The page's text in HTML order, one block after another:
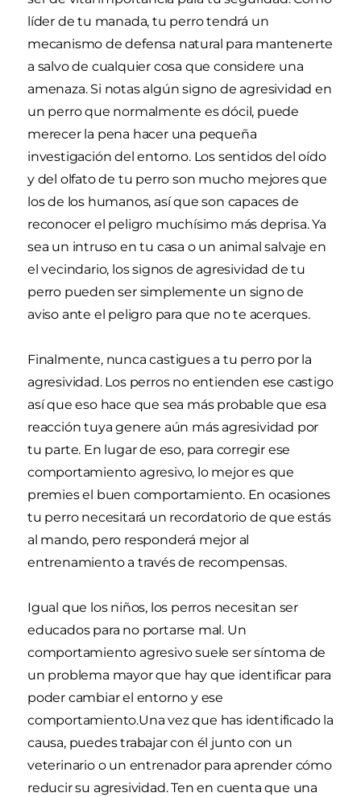
líder de tu manada, tu perro tendrá un
mecanismo de defensa natural para mantenerte
a salvo de cualquier cosa que considere una
amenaza. Si notas algún signo de agresividad en
un perro que normalmente es dócil, puede
merecer la pena hacer una pequeña
investigación del entorno. Los sentidos del oído
y del olfato de tu perro son mucho mejores que
los de los humanos, así que son capaces de
reconocer el peligro muchísimo más deprisa. Ya
sea un intruso en tu casa o un animal salvaje en
el vecindario, los signos de agresividad de tu
perro pueden ser simplemente un signo de
aviso ante el peligro para que no te acerques.
Finalmente, nunca castigues a tu perro por la
agresividad. Los perros no entienden ese castigo
así que eso hace que sea más probable que esa
reacción tuya genere aún más agresividad por
tu parte. En lugar de eso, para corregir ese
comportamiento agresivo, lo mejor es que
premies el buen comportamiento. En ocasiones
tu perro necesitará un recordatorio de que estás
al mando, pero responderá mejor al
entrenamiento a través de recompensas.
Igual que los niños, los perros necesitan ser
educados para no portarse mal. Un
comportamiento agresivo suele ser síntoma de
un problema mayor que hay que identificar para
poder cambiar el entorno y ese
comportamiento.Una vez que has identificado la
causa, puedes trabajar con él junto con un
veterinario o un entrenador para aprender cómo
reducir su agresividad. Ten en cuenta que una